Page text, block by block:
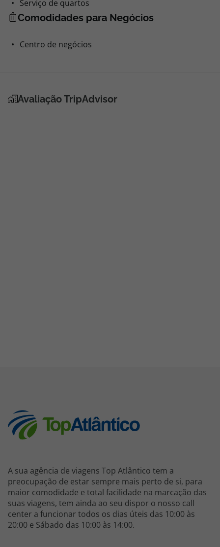
Serviço de quartos
Comodidades para Negócios
Centro de negócios
Avaliação TripAdvisor
A sua agência de viagens Top Atlântico tem a
preocupação de estar sempre mais perto de si, para
maior comodidade e total facilidade na marcação das
suas viagens, tem ainda ao seu dispor o nosso call
center a funcionar todos os dias úteis das 10:00 às
20:00 e Sábado das 10:00 às 14:00.